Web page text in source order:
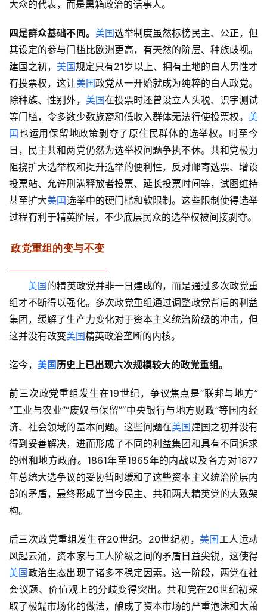
大众的代表，而是黑箱政治的话事人。
四是群众基础不同。 美国选举制度虽然标榜民主、公正，但
其设定的参与门槛比欧洲更高，有天然的阶层、种族歧视。
建国之初，美国规定只有21岁以上、拥有土地的白人男性才
有投票权，这让美国政党从一开始就成为纯粹的白人政党。
除种族、性别外， 美国在投票时还曾设立人头税、识字测试
等门槛，令多数少数族裔和低收入群体无法行使投票权。 美
国也运用保留地政策剥夺了原住民群体的选举权。时至今
日，民主共和两党仍然为选举权问题争执不休。共和党极力
阻挠扩大选举权和提升选举的便利性，反对邮寄选票、增设
投票站、允许刑满释放者投票、延长投票时间等，试图维持
甚至扩大美国选举中的硬门槛和软限制。这些限制使得选举
过程有利于精英阶层，不少底层民众的选举权被间接剥夺。
政党重组的变与不变
美国的精英政党并非一日建成的，而是通过多次政党重
组才不断得以强化。多次政党重组通过调整政党背后的利益
集团，缓解了生产力变化对于资本主义统治阶级的冲击，但
这并没有改变美国精英政治垄断的内核。
迄今， 美国 历史上已出现六次规模较大的政党重组。
前三次政党重组发生在19世纪，争议焦点是“联邦与地方”
“工业与农业”“废奴与保留”“中央银行与地方财政”等国内经
济、社会领域的基本问题。这些问题在美国 建国之初并没有
得到妥善解决，进而形成了不同的利益集团和具有不同诉求
的州和地方政府。1861年至1865年的内战以及各方对1877
年总统大选争议的妥协暂时缓和了这些资本主义统治阶层内
部的矛盾，最终形成了当今民主、共和两大精英党的大致架
构。
后三次政党重组发生在20世纪。20世纪初， 美国工人运动
风起云涌，资本家与工人阶级之间的矛盾日益尖锐，这使得
美国政治生态出现了诸多不稳定因素。这一阶段，两党在社
会议题、价值观上的分歧变得突出。共和党在20世纪初采
取了极端市场化的做法，酿成了资本市场的严重泡沫和大萧